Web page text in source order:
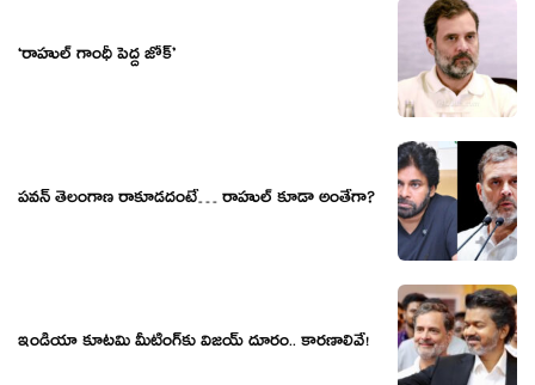
‘రాహుల్ గాంధీ పెద్ద జోక్’
పవన్ తెలంగాణ రాకూడదంటే… రాహుల్ కూడా అంతేగా?
ఇండియా కూటమి మీటింగ్‌కు విజయ్ దూరం.. కారణాలివే!